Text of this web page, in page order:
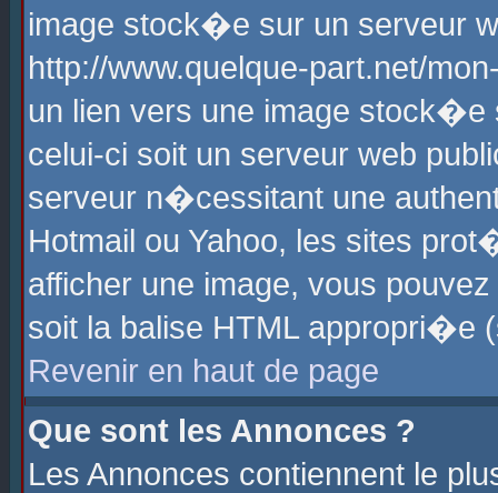
image stock�e sur un serveur
http://www.quelque-part.net/
un lien vers une image
celui-ci soit un serveur web
serveur n�cessitant une
Hotmail ou Yahoo, les sites
afficher une image, vous
soit la balise HTML
Revenir en haut de page
Que sont les Annonces ?
Les Annonces contiennent le